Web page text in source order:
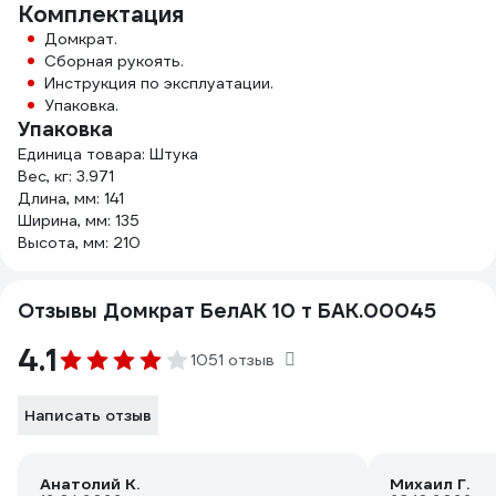
Комплектация
Домкрат.
Сборная рукоять.
Инструкция по эксплуатации.
Упаковка.
Упаковка
Единица товара: Штука
Вес, кг: 3.971
Длина, мм: 141
Ширина, мм: 135
Высота, мм: 210
Отзывы Домкрат БелАК 10 т БАК.00045
4.1 1051 отзыв
Написать отзыв
Анатолий К. Михаил Г.